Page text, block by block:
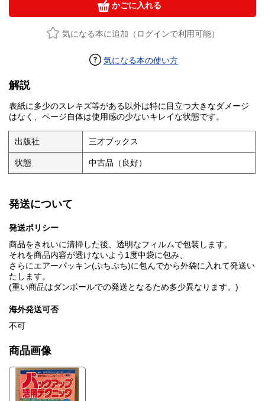
かごに入れる
気になる本に追加（ログインで利用可能）
気になる本の使い方
解説
表紙に多少のスレキズ等がある以外は特に目立つ大きなダメージ
はなく、ページ自体は使用感の少ないキレイな状態です。
出版社 三才ブックス
状態 中古品（良好）
発送について
発送ポリシー
商品をきれいに清掃した後、透明なフィルムで包装します。
それを商品内容が透けないよう1度中袋に包み、
さらにエアーパッキン(ぷちぷち)に包んでから外袋に入れて発送い
たします。
(重い商品はダンボールでの発送となるため多少異なります。)
海外発送可否
不可
商品画像